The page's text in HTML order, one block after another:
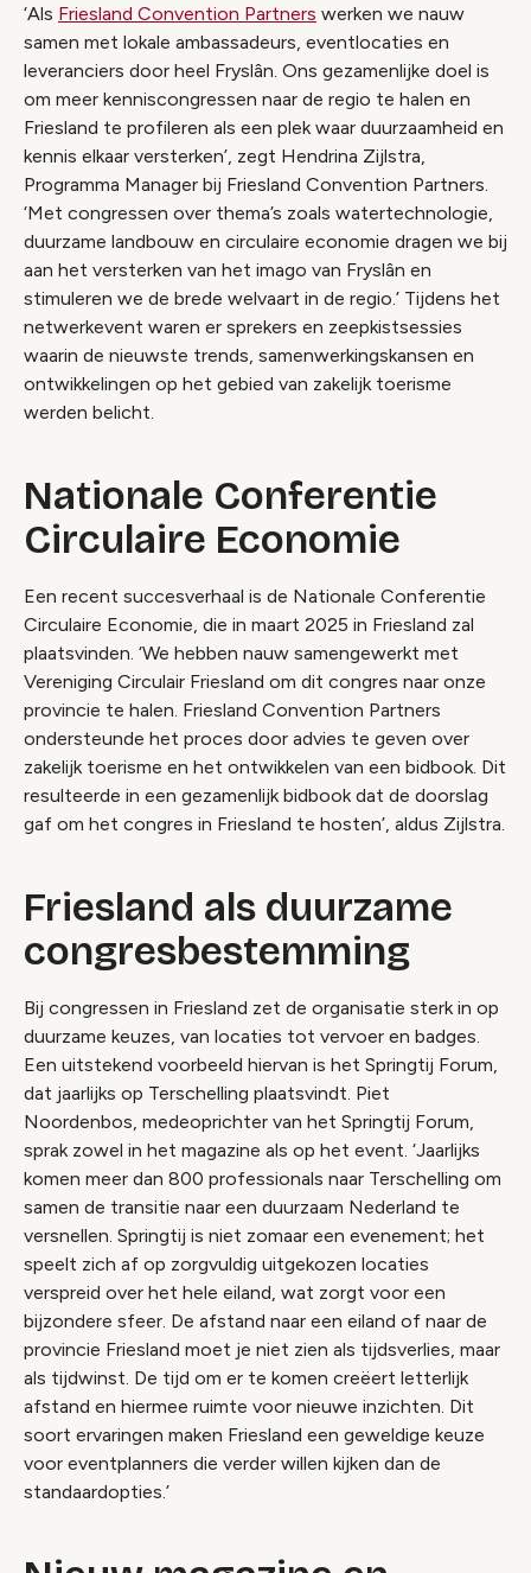
‘Als Friesland Convention Partners werken we nauw
samen met lokale ambassadeurs, eventlocaties en
leveranciers door heel Fryslân. Ons gezamenlijke doel is
om meer kenniscongressen naar de regio te halen en
Friesland te profileren als een plek waar duurzaamheid en
kennis elkaar versterken’, zegt Hendrina Zijlstra,
Programma Manager bij Friesland Convention Partners.
‘Met congressen over thema’s zoals watertechnologie,
duurzame landbouw en circulaire economie dragen we bij
aan het versterken van het imago van Fryslân en
stimuleren we de brede welvaart in de regio.’ Tijdens het
netwerkevent waren er sprekers en zeepkistsessies
waarin de nieuwste trends, samenwerkingskansen en
ontwikkelingen op het gebied van zakelijk toerisme
werden belicht.
Nationale Conferentie
Circulaire Economie
Een recent succesverhaal is de Nationale Conferentie
Circulaire Economie, die in maart 2025 in Friesland zal
plaatsvinden. ‘We hebben nauw samengewerkt met
Vereniging Circulair Friesland om dit congres naar onze
provincie te halen. Friesland Convention Partners
ondersteunde het proces door advies te geven over
zakelijk toerisme en het ontwikkelen van een bidbook. Dit
resulteerde in een gezamenlijk bidbook dat de doorslag
gaf om het congres in Friesland te hosten’, aldus Zijlstra.
Friesland als duurzame
congresbestemming
Bij congressen in Friesland zet de organisatie sterk in op
duurzame keuzes, van locaties tot vervoer en badges.
Een uitstekend voorbeeld hiervan is het Springtij Forum,
dat jaarlijks op Terschelling plaatsvindt. Piet
Noordenbos, medeoprichter van het Springtij Forum,
sprak zowel in het magazine als op het event. ‘Jaarlijks
komen meer dan 800 professionals naar Terschelling om
samen de transitie naar een duurzaam Nederland te
versnellen. Springtij is niet zomaar een evenement; het
speelt zich af op zorgvuldig uitgekozen locaties
verspreid over het hele eiland, wat zorgt voor een
bijzondere sfeer. De afstand naar een eiland of naar de
provincie Friesland moet je niet zien als tijdsverlies, maar
als tijdwinst. De tijd om er te komen creëert letterlijk
afstand en hiermee ruimte voor nieuwe inzichten. Dit
soort ervaringen maken Friesland een geweldige keuze
voor eventplanners die verder willen kijken dan de
standaardopties.’